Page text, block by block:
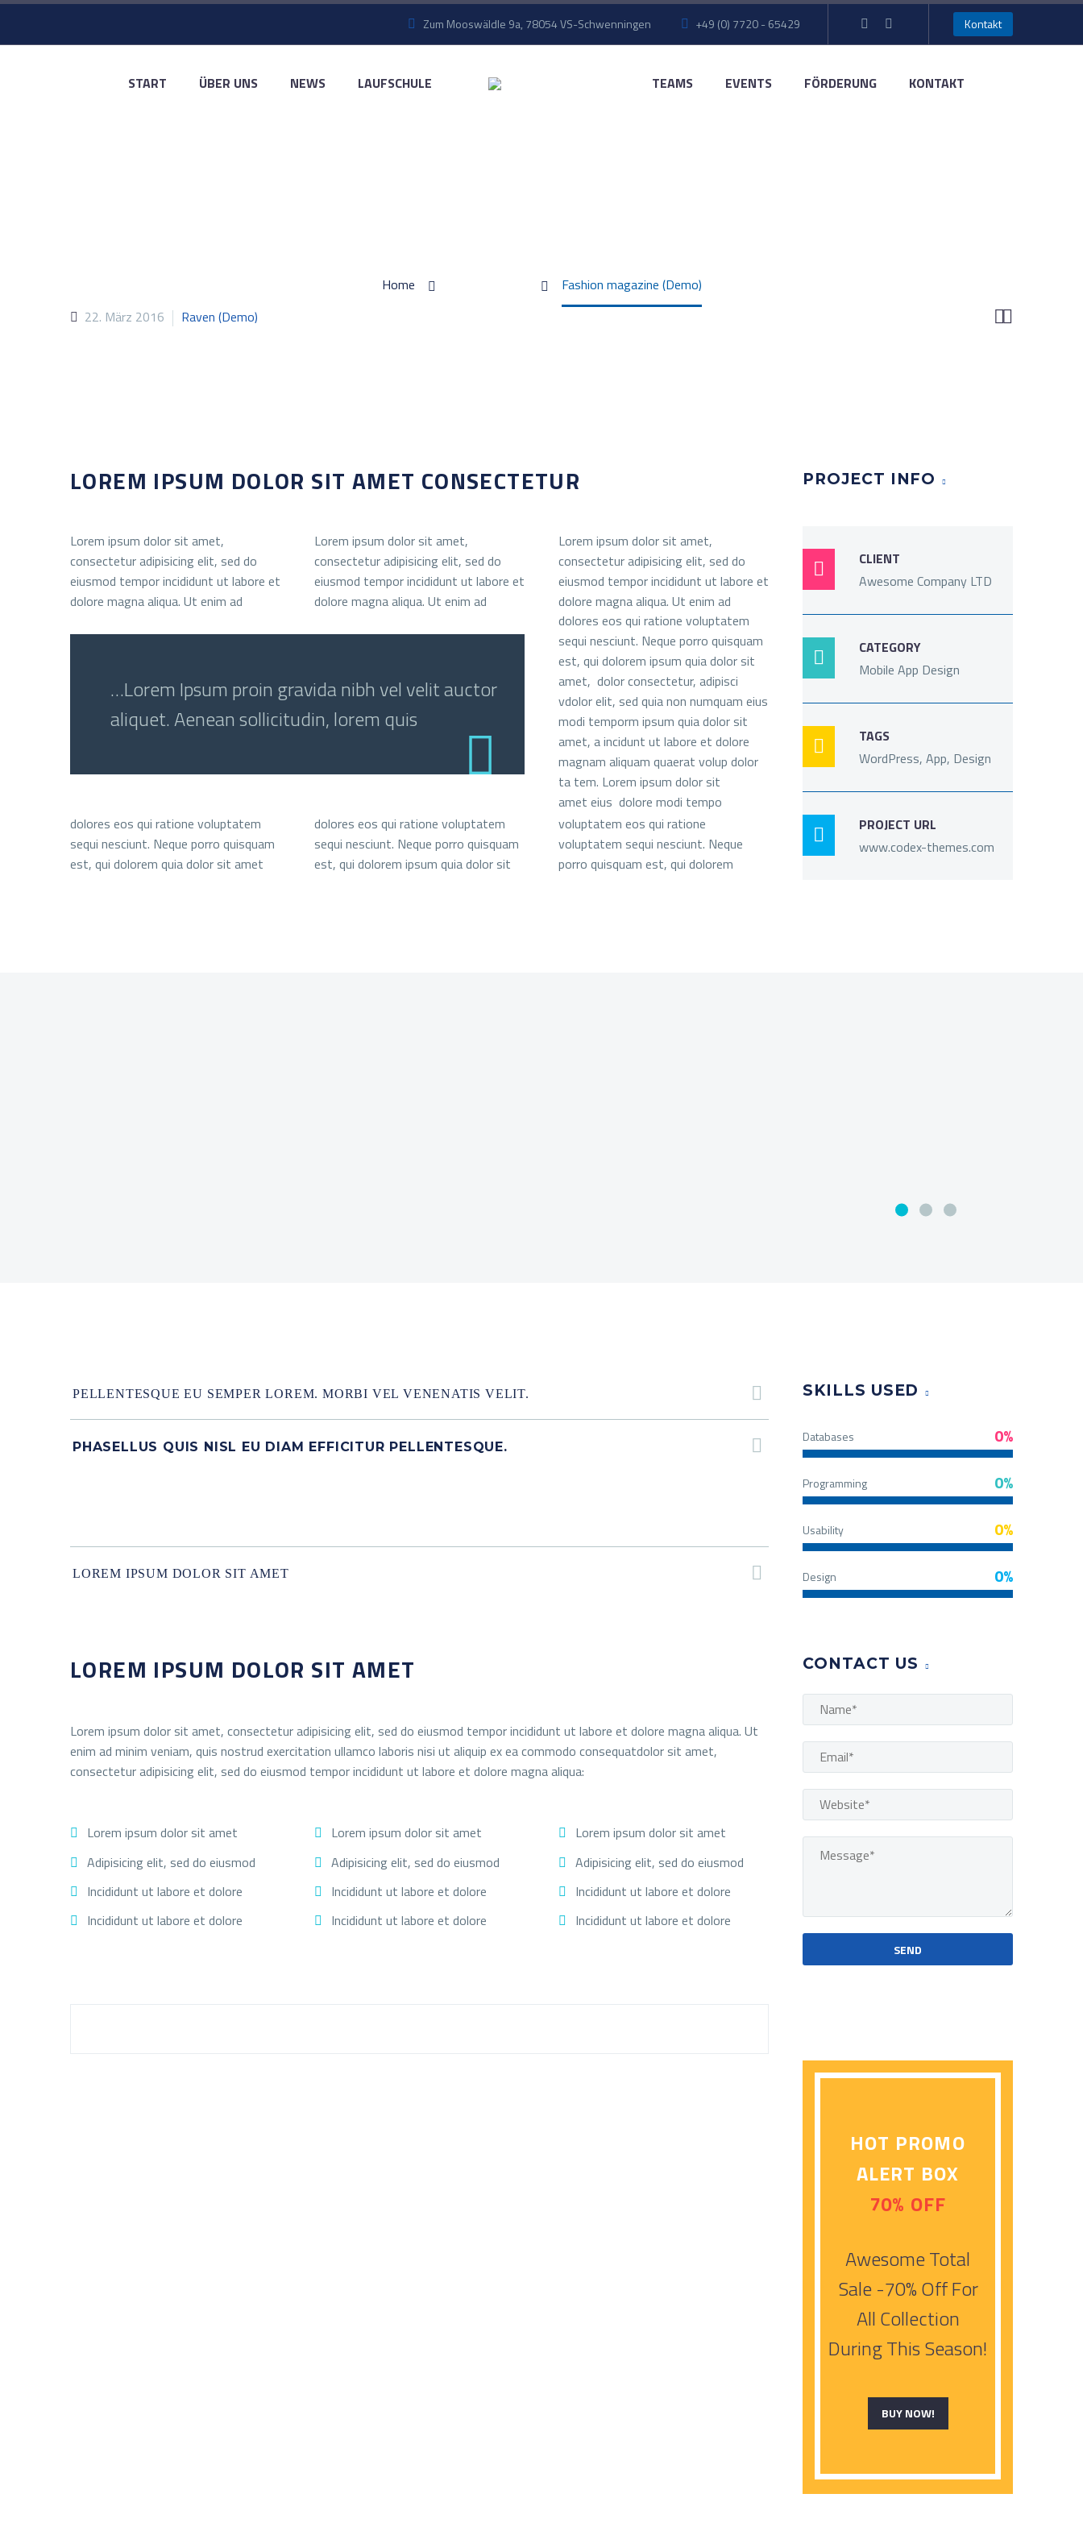
Zum Mooswäldle 9a, 78054 VS-Schwenningen +49 (0) 7720 - 65429 Kontakt
START ÜBER UNS NEWS LAUFSCHULE TEAMS EVENTS FÖRDERUNG KONTAKT
Home Fashion magazine (Demo)

22. März 2016 Raven (Demo)
LOREM IPSUM DOLOR SIT AMET CONSECTETUR
Lorem ipsum dolor sit amet,
consectetur adipisicing elit, sed do
eiusmod tempor incididunt ut labore et
dolore magna aliqua. Ut enim ad
Lorem ipsum dolor sit amet,
consectetur adipisicing elit, sed do
eiusmod tempor incididunt ut labore et
dolore magna aliqua. Ut enim ad
Lorem ipsum dolor sit amet,
consectetur adipisicing elit, sed do
eiusmod tempor incididunt ut labore et
dolore magna aliqua. Ut enim ad
…Lorem Ipsum proin gravida nibh vel velit auctor
aliquet. Aenean sollicitudin, lorem quis
dolores eos qui ratione voluptatem
sequi nesciunt. Neque porro quisquam
est, qui dolorem ipsum quia dolor sit
amet, dolor consectetur, adipisci
vdolor elit, sed quia non numquam eius
modi temporm ipsum quia dolor sit
amet, a incidunt ut labore et dolore
magnam aliquam quaerat volup dolor
ta tem. Lorem ipsum dolor sit
amet eius dolore modi tempo
dolores eos qui ratione voluptatem
sequi nesciunt. Neque porro quisquam
est, qui dolorem quia dolor sit amet
dolores eos qui ratione voluptatem
sequi nesciunt. Neque porro quisquam
est, qui dolorem ipsum quia dolor sit
voluptatem eos qui ratione
voluptatem sequi nesciunt. Neque
porro quisquam est, qui dolorem
PROJECT INFO

CLIENT
Awesome Company LTD

CATEGORY
Mobile App Design

TAGS
WordPress, App, Design

PROJECT URL
www.codex-themes.com
PELLENTESQUE EU SEMPER LOREM. MORBI VEL VENENATIS VELIT.
PHASELLUS QUIS NISL EU DIAM EFFICITUR PELLENTESQUE.
LOREM IPSUM DOLOR SIT AMET
LOREM IPSUM DOLOR SIT AMET
Lorem ipsum dolor sit amet, consectetur adipisicing elit, sed do eiusmod tempor incididunt ut labore et dolore magna aliqua. Ut
enim ad minim veniam, quis nostrud exercitation ullamco laboris nisi ut aliquip ex ea commodo consequatdolor sit amet,
consectetur adipisicing elit, sed do eiusmod tempor incididunt ut labore et dolore magna aliqua:
Lorem ipsum dolor sit amet
Adipisicing elit, sed do eiusmod
Incididunt ut labore et dolore
Incididunt ut labore et dolore
Lorem ipsum dolor sit amet
Adipisicing elit, sed do eiusmod
Incididunt ut labore et dolore
Incididunt ut labore et dolore
Lorem ipsum dolor sit amet
Adipisicing elit, sed do eiusmod
Incididunt ut labore et dolore
Incididunt ut labore et dolore
SKILLS USED
Databases 0%
Programming 0%
Usability 0%
Design 0%
CONTACT US
HOT PROMO
ALERT BOX
70% OFF
Awesome Total
Sale -70% Off For
All Collection
During This Season!
BUY NOW!